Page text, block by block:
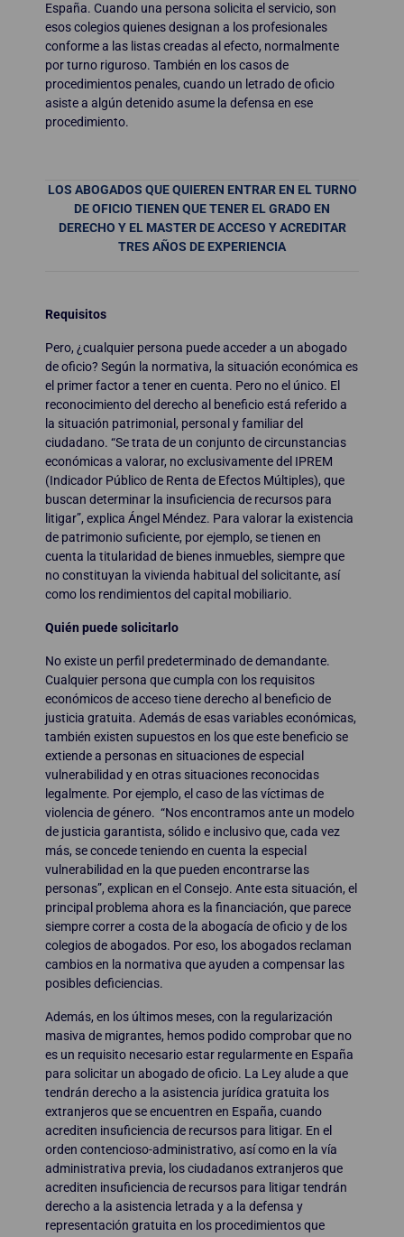
España. Cuando una persona solicita el servicio, son
esos colegios quienes designan a los profesionales
conforme a las listas creadas al efecto, normalmente
por turno riguroso. También en los casos de
procedimientos penales, cuando un letrado de oficio
asiste a algún detenido asume la defensa en ese
procedimiento.
LOS ABOGADOS QUE QUIEREN ENTRAR EN EL TURNO
DE OFICIO TIENEN QUE TENER EL GRADO EN
DERECHO Y EL MASTER DE ACCESO Y ACREDITAR
TRES AÑOS DE EXPERIENCIA
Requisitos
Pero, ¿cualquier persona puede acceder a un abogado
de oficio? Según la normativa, la situación económica es
el primer factor a tener en cuenta. Pero no el único. El
reconocimiento del derecho al beneficio está referido a
la situación patrimonial, personal y familiar del
ciudadano. “Se trata de un conjunto de circunstancias
económicas a valorar, no exclusivamente del IPREM
(Indicador Público de Renta de Efectos Múltiples), que
buscan determinar la insuficiencia de recursos para
litigar”, explica Ángel Méndez. Para valorar la existencia
de patrimonio suficiente, por ejemplo, se tienen en
cuenta la titularidad de bienes inmuebles, siempre que
no constituyan la vivienda habitual del solicitante, así
como los rendimientos del capital mobiliario.
Quién puede solicitarlo
No existe un perfil predeterminado de demandante.
Cualquier persona que cumpla con los requisitos
económicos de acceso tiene derecho al beneficio de
justicia gratuita. Además de esas variables económicas,
también existen supuestos en los que este beneficio se
extiende a personas en situaciones de especial
vulnerabilidad y en otras situaciones reconocidas
legalmente. Por ejemplo, el caso de las víctimas de
violencia de género. “Nos encontramos ante un modelo
de justicia garantista, sólido e inclusivo que, cada vez
más, se concede teniendo en cuenta la especial
vulnerabilidad en la que pueden encontrarse las
personas”, explican en el Consejo. Ante esta situación, el
principal problema ahora es la financiación, que parece
siempre correr a costa de la abogacía de oficio y de los
colegios de abogados. Por eso, los abogados reclaman
cambios en la normativa que ayuden a compensar las
posibles deficiencias.
Además, en los últimos meses, con la regularización
masiva de migrantes, hemos podido comprobar que no
es un requisito necesario estar regularmente en España
para solicitar un abogado de oficio. La Ley alude a que
tendrán derecho a la asistencia jurídica gratuita los
extranjeros que se encuentren en España, cuando
acrediten insuficiencia de recursos para litigar. En el
orden contencioso-administrativo, así como en la vía
administrativa previa, los ciudadanos extranjeros que
acrediten insuficiencia de recursos para litigar tendrán
derecho a la asistencia letrada y a la defensa y
representación gratuita en los procedimientos que